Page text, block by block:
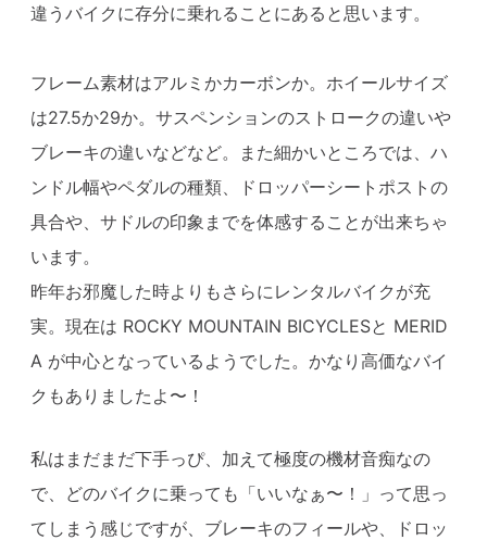
違うバイクに存分に乗れることにあると思います。
フレーム素材はアルミかカーボンか。ホイールサイズ
は27.5か29か。サスペンションのストロークの違いや
ブレーキの違いなどなど。また細かいところでは、ハ
ンドル幅やペダルの種類、ドロッパーシートポストの
具合や、サドルの印象までを体感することが出来ちゃ
います。
昨年お邪魔した時よりもさらにレンタルバイクが充
実。現在は ROCKY MOUNTAIN BICYCLESと MERID
A が中心となっているようでした。かなり高価なバイ
クもありましたよ〜！
私はまだまだ下手っぴ、加えて極度の機材音痴なの
で、どのバイクに乗っても「いいなぁ〜！」って思っ
てしまう感じですが、ブレーキのフィールや、ドロッ